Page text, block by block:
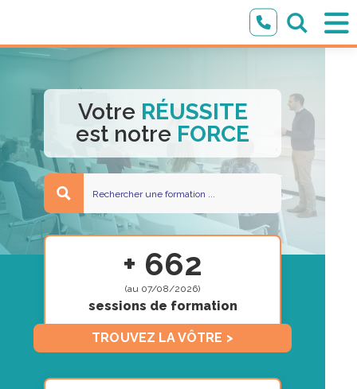
Votre RÉUSSITE
est notre FORCE
+ 662
(au 07/08/2026)
sessions de formation
TROUVEZ LA VÔTRE >